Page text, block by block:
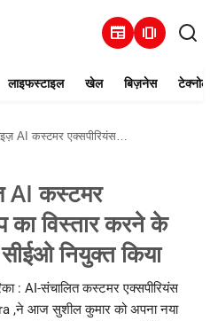
newspaper amp_stories
लाइफस्टाइल खेल बिज़नेस
का विस्तार करने के लिए सुशील कुमार को सीईओ नियुक्त किया
AI कस्टमर
का विस्तार करने के
नियुक्त किया
: AI-संचालित कस्टमर एक्सपीरियंस
,ने आज सुशील कुमार को अपना नया